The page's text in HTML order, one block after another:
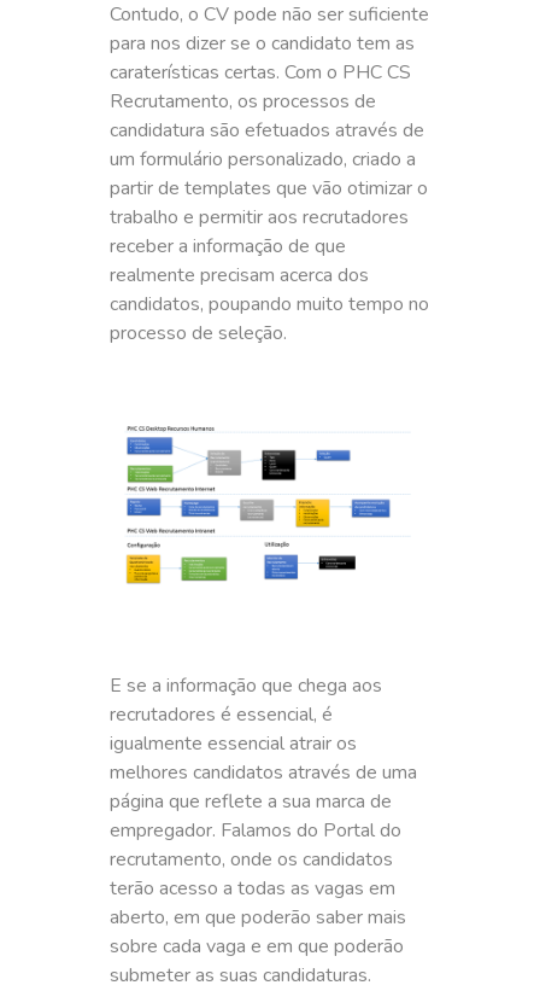
Contudo, o CV pode não ser suficiente
para nos dizer se o candidato tem as
caraterísticas certas. Com o PHC CS
Recrutamento, os processos de
candidatura são efetuados através de
um formulário personalizado, criado a
partir de templates que vão otimizar o
trabalho e permitir aos recrutadores
receber a informação de que
realmente precisam acerca dos
candidatos, poupando muito tempo no
processo de seleção.
E se a informação que chega aos
recrutadores é essencial, é
igualmente essencial atrair os
melhores candidatos através de uma
página que reflete a sua marca de
empregador. Falamos do Portal do
recrutamento, onde os candidatos
terão acesso a todas as vagas em
aberto, em que poderão saber mais
sobre cada vaga e em que poderão
submeter as suas candidaturas.